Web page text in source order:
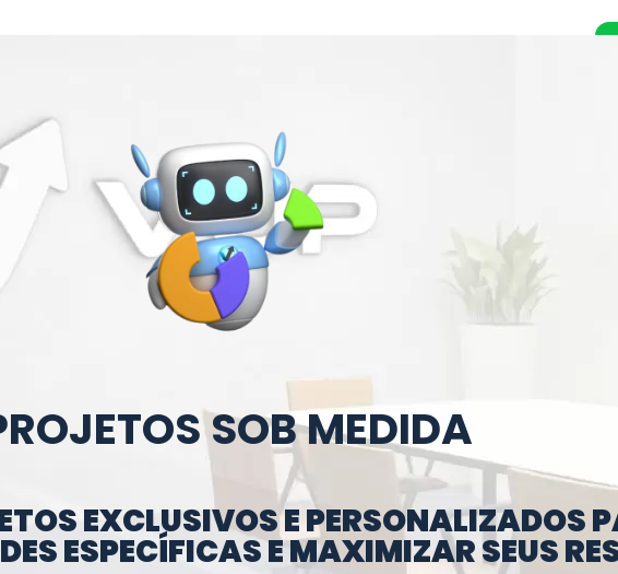
SOB MEDIDA
EXCLUSIVOS E PERSONALIZADOS
ESPECÍFICAS E MAXIMIZAR SEUS